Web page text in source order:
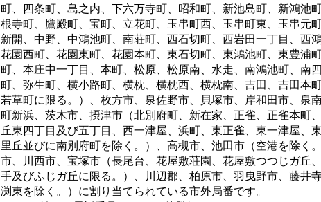
町、四条町、島之内、下六万寺町、昭和町、新池島町、新鴻池
根寺町、鷹殿町、宝町、立花町、玉串町西、玉串町東、玉串元
新開、中野、中鴻池町、南荘町、西石切町、西岩田一丁目、西
花園西町、花園東町、花園本町、東石切町、東鴻池町、東豊浦
町、本庄中一丁目、本町、松原、松原南、水走、南鴻池町、南
町、弥生町、横小路町、横枕、横枕西、横枕南、吉田、吉田本
若草町に限る。）、枚方市、泉佐野市、貝塚市、岸和田市、泉
町新浜、茨木市、摂津市（北別府町、新在家、正雀、正雀本町
丘東四丁目及び五丁目、西一津屋、浜町、東正雀、東一津屋、
里丘並びに南別府町を除く。）、高槻市、池田市（空港を除く
市、川西市、宝塚市（長尾台、花屋敷荘園、花屋敷つつじガ丘
手及びふじガ丘に限る。）、川辺郡、柏原市、羽曳野市、藤井
渕東を除く。） に割り当てられている市外局番です。